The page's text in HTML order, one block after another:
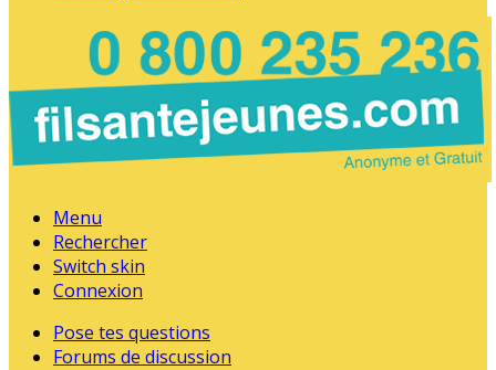
Menu
Rechercher
Switch skin
Connexion
Pose tes questions
Forums de discussion